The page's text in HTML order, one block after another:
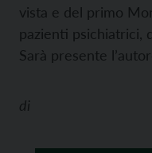
vista e del primo
pazienti psichiatrici,
Sarà presente
di